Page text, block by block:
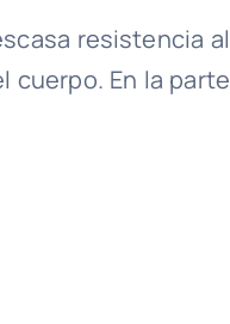
resistencia al
cuerpo. En la parte